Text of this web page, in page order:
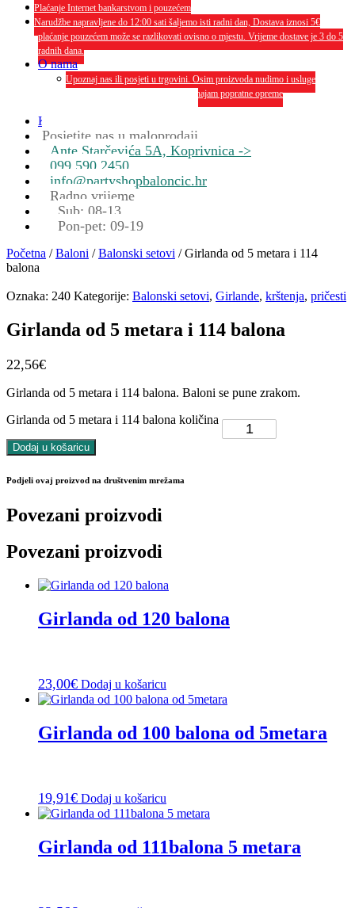
Plaćanje Internet bankarstvom i pouzećem
Narudžbe napravljene do 12:00 sati šaljemo isti radni dan, Dostava iznosi 5€
plaćanje pouzećem može se razlikovati ovisno o mjestu. Vrijeme dostave je 3 do 5
radnih dana.
O nama
Upoznaj nas ili posjeti u trgovini. Osim proizvoda nudimo i usluge
dekoriranja interijera i eksterija te najam popratne opreme
Kontakt
Posjetite nas u maloprodaji
Ante Starčevića 5A, Koprivnica ->
099 590 2450
info@partyshopbaloncic.hr
Radno vrijeme
Sub: 08-13
Pon-pet: 09-19
Početna /Baloni /Balonski setovi / Girlanda od 5 metara i 114
balona
Oznaka: 240 Kategorije: Balonski setovi, Girlande, krštenja, pričesti
Girlanda od 5 metara i 114 balona
22,56€
Girlanda od 5 metara i 114 balona. Baloni se pune zrakom.
Girlanda od 5 metara i 114 balona količina
Dodaj u košaricu
Podjeli ovaj proizvod na društvenim mrežama
Povezani proizvodi
Povezani proizvodi
Girlanda od 120 balona
23,00€ Dodaj u košaricu
Girlanda od 100 balona od 5metara
19,91€ Dodaj u košaricu
Girlanda od 111balona 5 metara